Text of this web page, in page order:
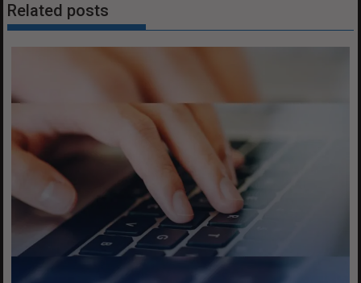
Related posts